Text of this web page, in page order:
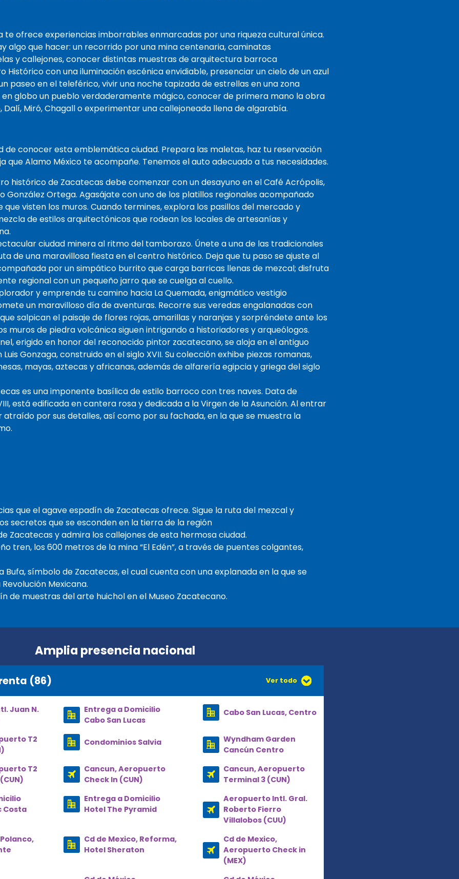
ofrece experiencias imborrables enmarcadas por una riqueza cultural única.
algo que hacer: un recorrido por una mina centenaria, caminatas
y callejones, conocer distintas muestras de arquitectura barroca
Histórico con una iluminación escénica envidiable, presenciar un cielo de un azul
paseo en el teleférico, vivir una noche tapizada de estrellas en una zona
globo un pueblo verdaderamente mágico, conocer de primera mano la obra
Dalí, Miró, Chagall o experimentar una callejoneada llena de algarabía.
de conocer esta emblemática ciudad. Prepara las maletas, haz tu reservación
que Alamo México te acompañe. Tenemos el auto adecuado a tus necesidades.
histórico de Zacatecas debe comenzar con un desayuno en el Café Acrópolis,
González Ortega. Agasájate con uno de los platillos regionales acompañado
que visten los muros. Cuando termines, explora los pasillos del mercado y
de estilos arquitectónicos que rodean los locales de artesanías y
ciudad minera al ritmo del tamborazo. Únete a una de las tradicionales
de una maravillosa fiesta en el centro histórico. Deja que tu paso se ajuste al
por un simpático burrito que carga barricas llenas de mezcal; disfruta
regional con un pequeño jarro que se cuelga al cuello.
y emprende tu camino hacia La Quemada, enigmático vestigio
un maravilloso día de aventuras. Recorre sus veredas engalanadas con
salpican el paisaje de flores rojas, amarillas y naranjas y sorpréndete ante los
muros de piedra volcánica siguen intrigando a historiadores y arqueólogos.
erigido en honor del reconocido pintor zacatecano, se aloja en el antiguo
Gonzaga, construido en el siglo XVII. Su colección exhibe piezas romanas,
mayas, aztecas y africanas, además de alfarería egipcia y griega del siglo
es una imponente basílica de estilo barroco con tres naves. Data de
está edificada en cantera rosa y dedicada a la Virgen de la Asunción. Al entrar
atraído por sus detalles, así como por su fachada, en la que se muestra la
que el agave espadín de Zacatecas ofrece. Sigue la ruta del mezcal y
secretos que se esconden en la tierra de la región
Zacatecas y admira los callejones de esta hermosa ciudad.
tren, los 600 metros de la mina “El Edén”, a través de puentes colgantes,
Bufa, símbolo de Zacatecas, el cual cuenta con una explanada en la que se
Mexicana.
de muestras del arte huichol en el Museo Zacatecano.
Amplia presencia nacional
(86) Ver todo
Juan N.
Entrega a Domicilio
Cabo San Lucas
Cabo San Lucas, Centro
T2
Condominios Salvia
Wyndham Garden
Cancún Centro
T2
Cancun, Aeropuerto
Check In (CUN)
Cancun, Aeropuerto
Terminal 3 (CUN)
Costa
Entrega a Domicilio
Hotel The Pyramid
Aeropuerto Intl. Gral.
Roberto Fierro
Villalobos (CUU)
Cd de Mexico, Reforma,
Hotel Sheraton
Cd de Mexico,
Aeropuerto Check in
(MEX)